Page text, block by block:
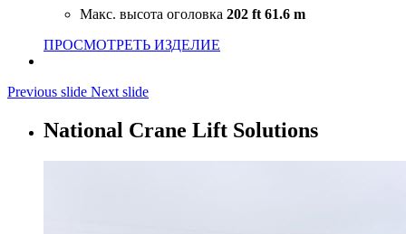
Макс. высота оголовка 202 ft 61.6 m
ПРОСМОТРЕТЬ ИЗДЕЛИЕ
Previous slide Next slide
National Crane Lift Solutions